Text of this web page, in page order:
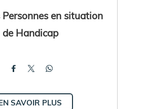
Personnes en situation
de Handicap
SAVOIR PLUS